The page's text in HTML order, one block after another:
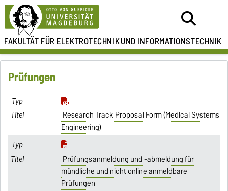
FAKULTÄT FÜR ELEKTROTECHNIKUND INFORMATIONSTECHNIK
Prüfungen
Research Track Proposal Form (Medical Systems
Engineering)
Prüfungsanmeldung und -abmeldung für
mündliche und nicht online anmeldbare
Prüfungen